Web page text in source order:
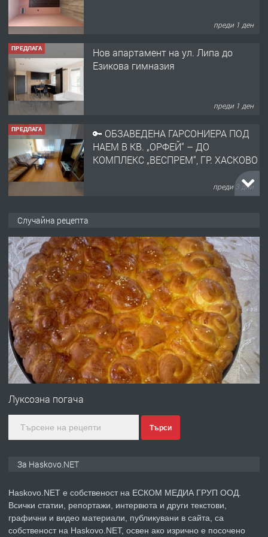
ПРЕДЛАГА
КОМПЛЕКС „ВЕСПРЕМ“, ГР. ХАСКОВО
ПРЕДЛАГА
НАПЪЛНО ОБЗАВЕДЕН И
ОБОРУДВАН ТРИСТАЕН
АПАРТАМЕНТ В ЦЕНТЪРА НА ГР.
Давам гараж под наем
преди 4 дни
ПРЕДЛАГА
№4120 Магазин/Офис под наем в кв.
Любен Каравелов, Хасково-близо до
градската градина!
преди 4 дни
ПРЕДЛАГА
КУБА
Хисаря до ток, вода,канализация,
асфалт 0889 537 426
преди 5 дни
Случайна рецепта
Луксозна погача
Търси
За Haskovo.NET
Haskovo.NET е собственост на ЕСКОМ МЕДИА ГРУП ООД.
Всички статии, репортажи, интервюта и други текстови,
графични и видео материали, публикувани в сайта, са
собственост на Haskovo.NET, освен ако изрично е посочено